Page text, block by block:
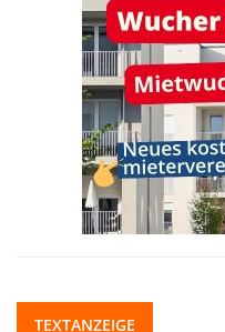
TEXTANZEIGE